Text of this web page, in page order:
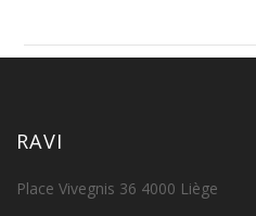
RAVI
Place Vivegnis 36 4000 Liège